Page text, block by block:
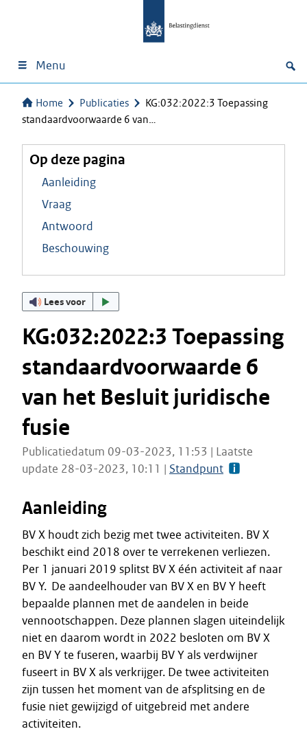
Menu
Home Publicaties
KG:032:2022:3 Toepassing
standaardvoorwaarde 6 van…
Op deze pagina
Aanleiding
Vraag
Antwoord
Beschouwing
Lees voor
KG:032:2022:3 Toepassing
standaardvoorwaarde 6
van het Besluit juridische
fusie
Publicatiedatum 09-03-2023, 11:53 | Laatste
update 28-03-2023, 10:11 | Standpunt
Aanleiding
BV X houdt zich bezig met twee activiteiten. BV X
beschikt eind 2018 over te verrekenen verliezen.
Per 1 januari 2019 splitst BV X één activiteit af naar
BV Y. De aandeelhouder van BV X en BV Y heeft
bepaalde plannen met de aandelen in beide
vennootschappen. Deze plannen slagen uiteindelijk
niet en daarom wordt in 2022 besloten om BV X
en BV Y te fuseren, waarbij BV Y als verdwijner
fuseert in BV X als verkrijger. De twee activiteiten
zijn tussen het moment van de afsplitsing en de
fusie niet gewijzigd of uitgebreid met andere
activiteiten.